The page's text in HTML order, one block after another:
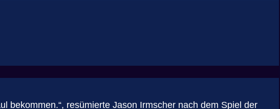
bekommen.“, resümierte Jason Irmscher nach dem Spiel der